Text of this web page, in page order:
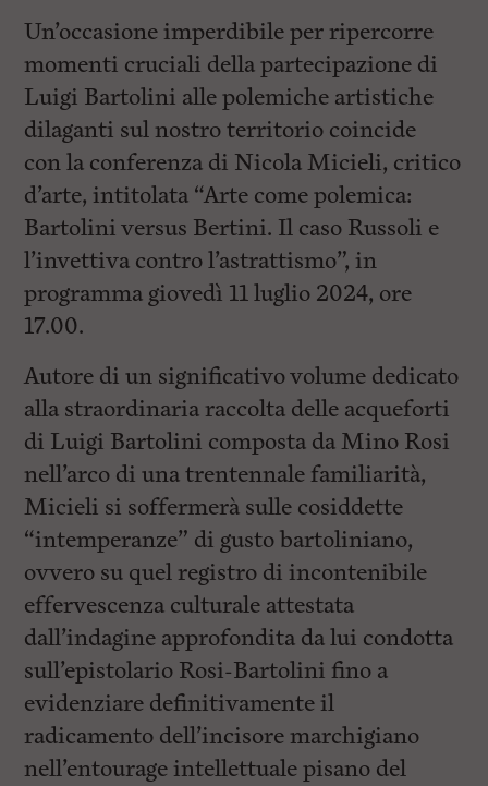
Un’occasione imperdibile per ripercorre
momenti cruciali della partecipazione di
Luigi Bartolini alle polemiche artistiche
dilaganti sul nostro territorio coincide
con la conferenza di Nicola Micieli, critico
d’arte, intitolata “Arte come polemica:
Bartolini versus Bertini. Il caso Russoli e
l’invettiva contro l’astrattismo”, in
programma giovedì 11 luglio 2024, ore
17.00.
Autore di un significativo volume dedicato
alla straordinaria raccolta delle acqueforti
di Luigi Bartolini composta da Mino Rosi
nell’arco di una trentennale familiarità,
Micieli si soffermerà sulle cosiddette
“intemperanze” di gusto bartoliniano,
ovvero su quel registro di incontenibile
effervescenza culturale attestata
dall’indagine approfondita da lui condotta
sull’epistolario Rosi-Bartolini fino a
evidenziare definitivamente il
radicamento dell’incisore marchigiano
nell’entourage intellettuale pisano del